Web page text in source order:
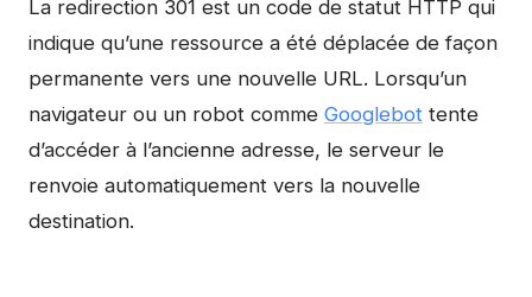
La redirection 301 est un code de statut HTTP qui
indique qu’une ressource a été déplacée de façon
permanente vers une nouvelle URL. Lorsqu’un
navigateur ou un robot comme Googlebot tente
d’accéder à l’ancienne adresse, le serveur le
renvoie automatiquement vers la nouvelle
destination.